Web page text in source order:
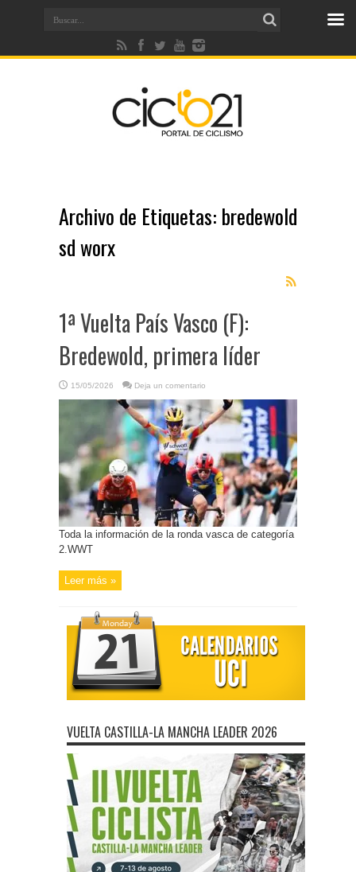
Archivo de Etiquetas: bredewold
sd worx
1ª Vuelta País Vasco (F):
Bredewold, primera líder
15/05/2026 Deja un comentario
Toda la información de la ronda vasca de categoría
2.WWT
Leer más »
VUELTA CASTILLA-LA MANCHA LEADER 2026